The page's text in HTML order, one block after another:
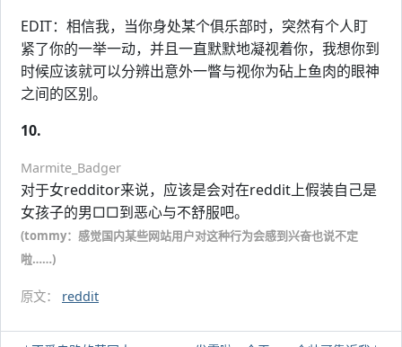
EDIT：相信我，当你身处某个俱乐部时，突然有个人盯
紧了你的一举一动，并且一直默默地凝视着你，我想你到
时候应该就可以分辨出意外一瞥与视你为砧上鱼肉的眼神
之间的区别。
10.
Marmite_Badger
对于女redditor来说，应该是会对在reddit上假装自己是
女孩子的男□□到恶心与不舒服吧。
(tommy：感觉国内某些网站用户对这种行为会感到兴奋也说不定
啦……)
原文： reddit